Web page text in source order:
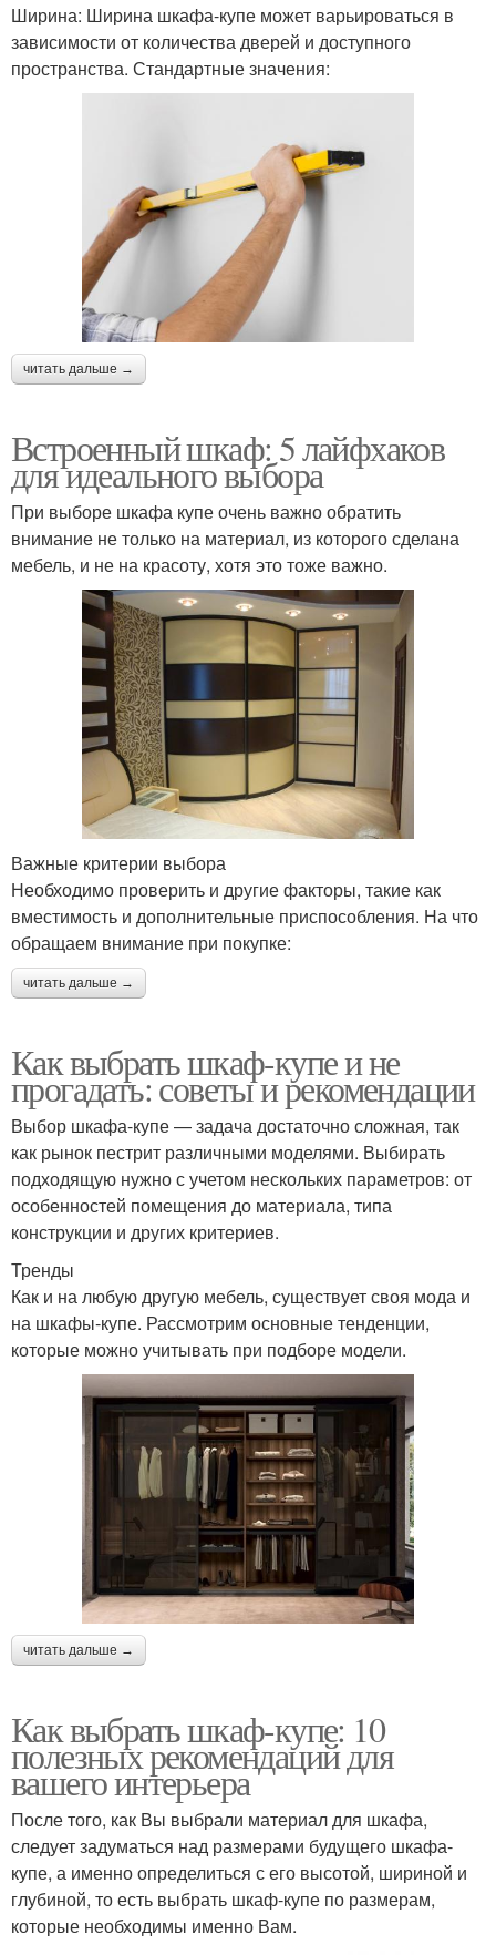
Ширина: Ширина шкафа-купе может варьироваться в
зависимости от количества дверей и доступного
пространства. Стандартные значения:
читать дальше →
Встроенный шкаф: 5 лайфхаков
для идеального выбора
При выборе шкафа купе очень важно обратить
внимание не только на материал, из которого сделана
мебель, и не на красоту, хотя это тоже важно.
Важные критерии выбора
Необходимо проверить и другие факторы, такие как
вместимость и дополнительные приспособления. На что
обращаем внимание при покупке:
читать дальше →
Как выбрать шкаф-купе и не
прогадать: советы и рекомендации
Выбор шкафа-купе — задача достаточно сложная, так
как рынок пестрит различными моделями. Выбирать
подходящую нужно с учетом нескольких параметров: от
особенностей помещения до материала, типа
конструкции и других критериев.
Тренды
Как и на любую другую мебель, существует своя мода и
на шкафы-купе. Рассмотрим основные тенденции,
которые можно учитывать при подборе модели.
читать дальше →
Как выбрать шкаф-купе: 10
полезных рекомендаций для
вашего интерьера
После того, как Вы выбрали материал для шкафа,
следует задуматься над размерами будущего шкафа-
купе, а именно определиться с его высотой, шириной и
глубиной, то есть выбрать шкаф-купе по размерам,
которые необходимы именно Вам.